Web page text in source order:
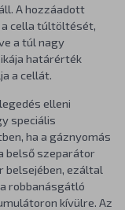
A hozzáadott
cella túltöltését,
a túl nagy
határérték
a cellát.
elleni
speciális
ha a gáznyomás
belső szeparátor
belsejében, ezáltal
robbanásgátló
kívülre. Az